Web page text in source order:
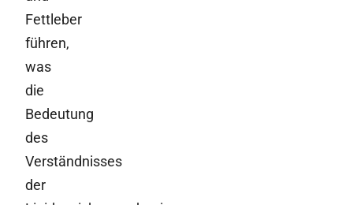
Fettleber
führen,
was
die
Bedeutung
des
Verständnisses
der